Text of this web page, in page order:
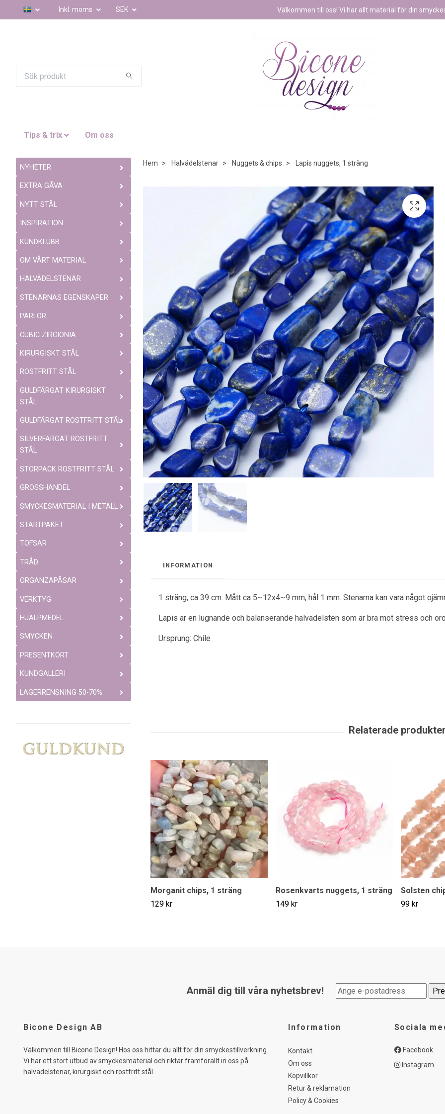
Inkl. moms SEK Välkommen till oss! Vi har allt material för din
Tips & trix Om oss
NYHETER
EXTRA GÅVA
NYTT STÅL
INSPIRATION
KUNDKLUBB
OM VÅRT MATERIAL
HALVÄDELSTENAR
STENARNAS EGENSKAPER
PÄRLOR
CUBIC ZIRCIONIA
KIRURGISKT STÅL
ROSTFRITT STÅL
GULDFÄRGAT KIRURGISKT
STÅL
GULDFÄRGAT ROSTFRITT STÅL
SILVERFÄRGAT ROSTFRITT
STÅL
STORPACK ROSTFRITT STÅL
GROSSHANDEL
SMYCKESMATERIAL I METALL
STARTPAKET
TOFSAR
TRÅD
ORGANZAPÅSAR
VERKTYG
HJÄLPMEDEL
SMYCKEN
PRESENTKORT
KUNDGALLERI
LAGERRENSNING 50-70%
Hem Halvädelstenar Nuggets & chips Lapis nuggets, 1 sträng
INFORMATION
1 sträng, ca 39 cm. Mått ca 5~12x4~9 mm, hål 1 mm. Stenarna kan vara något
Lapis är en lugnande och balanserande halvädelsten som är bra mot stress och
Ursprung: Chile
Morganit chips, 1 sträng
129 kr
Rosenkvarts nuggets, 1 sträng
149 kr
Solsten
99 kr
Anmäl dig till våra nyhetsbrev!
Bicone Design AB
Välkommen till Bicone Design! Hos oss hittar du allt för din smyckestillverkning.
Vi har ett stort utbud av smyckesmaterial och riktar framförallt in oss på
halvädelstenar, kirurgiskt och rostfritt stål.
Information
Kontakt
Om oss
Köpvillkor
Retur & reklamation
Policy & Cookies
Sociala
Facebook
Instagram